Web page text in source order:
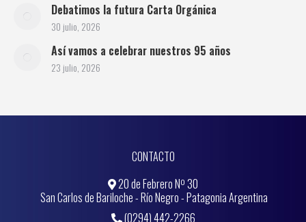
Debatimos la futura Carta Orgánica
30 julio, 2026
Así vamos a celebrar nuestros 95 años
23 julio, 2026
CONTACTO
20 de Febrero Nº 30
San Carlos de Bariloche - Río Negro - Patagonia Argentina
(0294) 442-2266